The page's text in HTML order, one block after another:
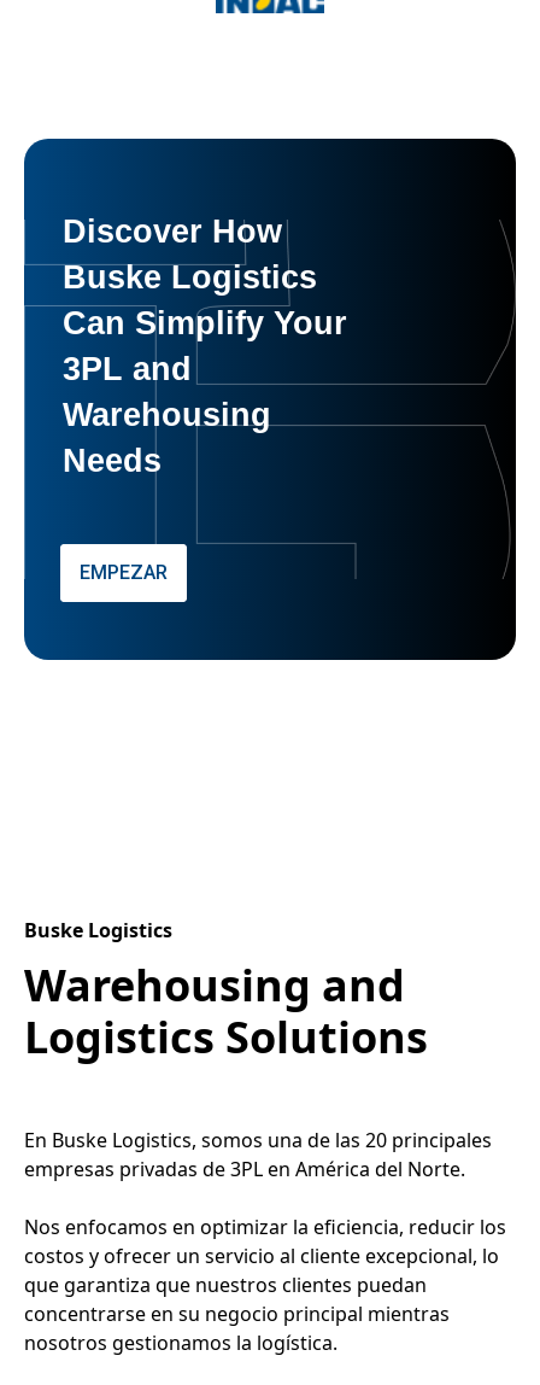
Discover How
Buske Logistics
Can Simplify Your
3PL and
Warehousing
Needs
EMPEZAR
Buske Logistics
Warehousing and
Logistics Solutions
En Buske Logistics, somos una de las 20 principales
empresas privadas de 3PL en América del Norte.
Nos enfocamos en optimizar la eficiencia, reducir los
costos y ofrecer un servicio al cliente excepcional, lo
que garantiza que nuestros clientes puedan
concentrarse en su negocio principal mientras
nosotros gestionamos la logística.